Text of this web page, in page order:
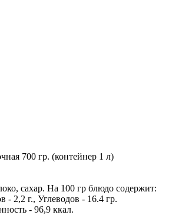
700 гр. (контейнер 1 л)
сахар. На 100 гр блюдо содержит:
- 2,2 г., Углеводов - 16.4 гр.
- 96,9 ккал.